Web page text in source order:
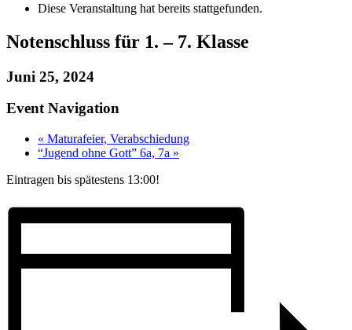
Diese Veranstaltung hat bereits stattgefunden.
Notenschluss für 1. – 7. Klasse
Juni 25, 2024
Event Navigation
« Maturafeier, Verabschiedung
“Jugend ohne Gott” 6a, 7a »
Eintragen bis spätestens 13:00!